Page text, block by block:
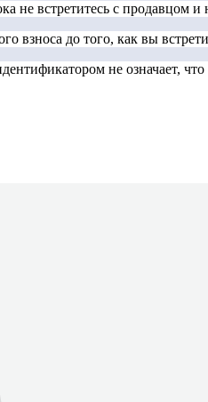
не встретитесь с продавцом
взноса до того, как вы
не означает,